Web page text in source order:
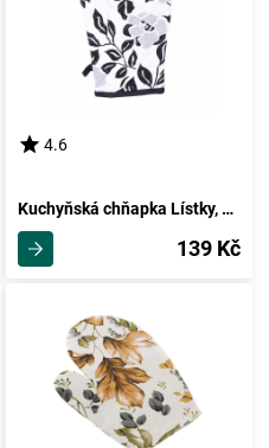
4.6
Kuchyňská chňapka Lístky, 18 x 28 cm
139 Kč